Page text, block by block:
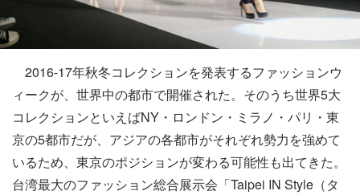
2016-17年秋冬コレクションを発表するファッションウ
ィークが、世界中の都市で開催された。そのうち世界5大
コレクションといえばNY・ロンドン・ミラノ・パリ・東
京の5都市だが、アジアの各都市がそれぞれ勢力を強めて
いるため、東京のポジションが変わる可能性も出てきた。
台湾最大のファッション総合展示会「Taipei IN Style（タ